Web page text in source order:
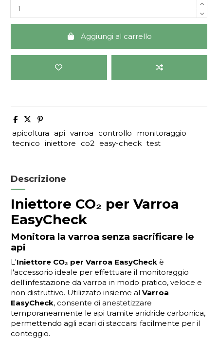
Aggiungi al carrello
apicoltura api varroa controllo
monitoraggio
tecnico
iniettore co2 easy-check test
Descrizione
Iniettore CO₂ per Varroa
EasyCheck
Monitora la varroa senza sacrificare le
api
L'Iniettore CO₂ per Varroa EasyCheck è
l'accessorio ideale per effettuare il monitoraggio
dell'infestazione da varroa in modo pratico, veloce e
non distruttivo. Utilizzato insieme alVarroa
EasyCheck, consente di anestetizzare
temporaneamente le api tramite anidride carbonica,
permettendo agli acari di staccarsi facilmente per il
conteggio.